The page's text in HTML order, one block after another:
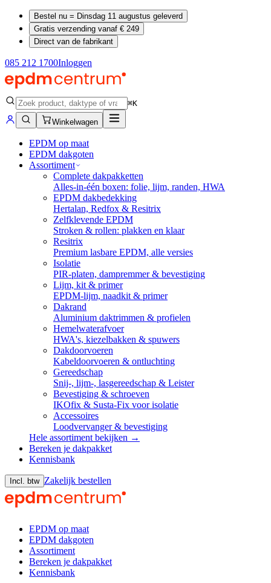
Bestel nu = Dinsdag 11 augustus geleverd
Gratis verzending vanaf € 249
Direct van de fabrikant
085 212 1700Inloggen
⌘K
Winkelwagen
EPDM op maat
EPDM dakgoten
Assortiment
Complete dakpakketten
Alles-in-één boxen: folie, lijm, randen, HWA
EPDM dakbedekking
Hertalan, Redfox & Resitrix
Zelfklevende EPDM
Stroken & rollen: plakken en klaar
Resitrix
Premium lasbare EPDM, alle versies
Isolatie
PIR-platen, dampremmer & bevestiging
Lijm, kit & primer
EPDM-lijm, naadkit & primer
Dakrand
Aluminium daktrimmen & profielen
Hemelwaterafvoer
HWA's, kiezelbakken & spuwers
Dakdoorvoeren
Kabeldoorvoeren & ontluchting
Gereedschap
Snij-, lijm-, lasgereedschap & Leister
Bevestiging & schroeven
IKOfix & Susta-Fix voor isolatie
Accessoires
Loodvervanger & bevestiging
Hele assortiment bekijken →
Bereken je dakpakket
Kennisbank
Incl. btw Zakelijk bestellen
EPDM op maat
EPDM dakgoten
Assortiment
Bereken je dakpakket
Kennisbank